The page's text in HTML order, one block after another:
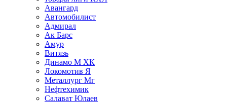
Авангард
Автомобилист
Адмирал
Ак Барс
Амур
Витязь
Динамо М ХК
Локомотив Я
Металлург Мг
Нефтехимик
Салават Юлаев